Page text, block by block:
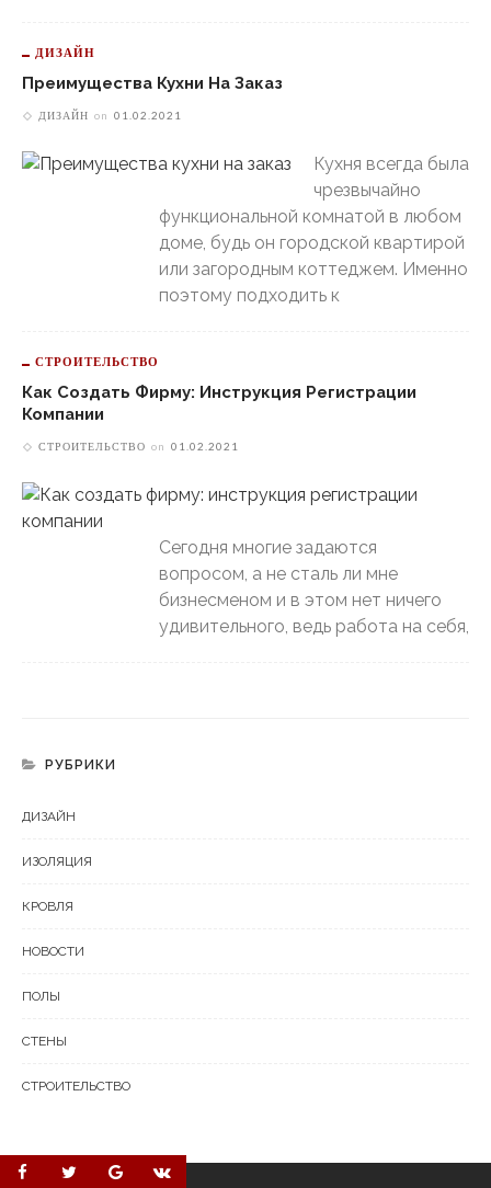
ДИЗАЙН
Преимущества Кухни На Заказ
ДИЗАЙН on 01.02.2021
Кухня всегда была
чрезвычайно
функциональной комнатой в любом
доме, будь он городской квартирой
или загородным коттеджем. Именно
поэтому подходить к
СТРОИТЕЛЬСТВО
Как Создать Фирму: Инструкция Регистрации
Компании
СТРОИТЕЛЬСТВО on 01.02.2021
Сегодня многие задаются
вопросом, а не сталь ли мне
бизнесменом и в этом нет ничего
удивительного, ведь работа на себя,
РУБРИКИ
ДИЗАЙН
ИЗОЛЯЦИЯ
КРОВЛЯ
НОВОСТИ
ПОЛЫ
СТЕНЫ
СТРОИТЕЛЬСТВО